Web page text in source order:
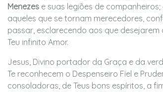
Menezes e suas legiões de
aqueles que se tornam merecedores,
passar, esclarecendo aos que
Teu infinito Amor.
Jesus, Divino portador da Graça e da
Te reconhecem o Despenseiro Fiel e
consoladoras, de Teus bons espíritos, a